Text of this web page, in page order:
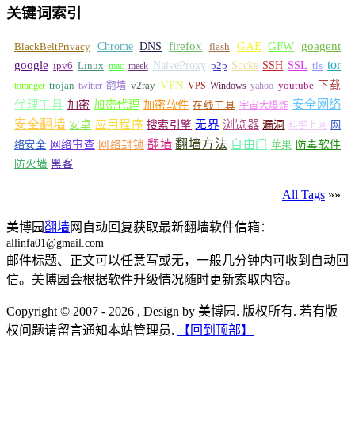
关键词索引
BlackBeltPrivacy Chrome DNS firefox flash GAE GFW
goagent
google ipv6 Linux mac meek NaiveProxy p2p Socks SSH SSL tls tor
toranger trojan twitter 翻墙 v2ray VPN VPS Windows yahoo youtube 下载
代理工具 加密 加密代理 加密软件 在线工具 宇宙大爆炸 安全网络
安全翻墙 安卓 应用程序 搜索引擎 无界 浏览器 漏洞 科学上网 网
络安全 网络审查 网络封锁 翻墙 翻墙方法 自由门 苹果 防毒软件
防火墙 黑客
All Tags »»
美博园翻墙网自动回复获取最新翻墙软件信箱：
allinfa01@gmail.com
邮件标题、正文可以任意写或无，一般几分钟内可收到自动回
信。美博园会根据软件升级情况随时更新索取内容。
Copyright © 2007 - 2026 , Design by 美博园. 版权所有. 若有版
权问题请留言通知本站管理员.
【回到顶部】